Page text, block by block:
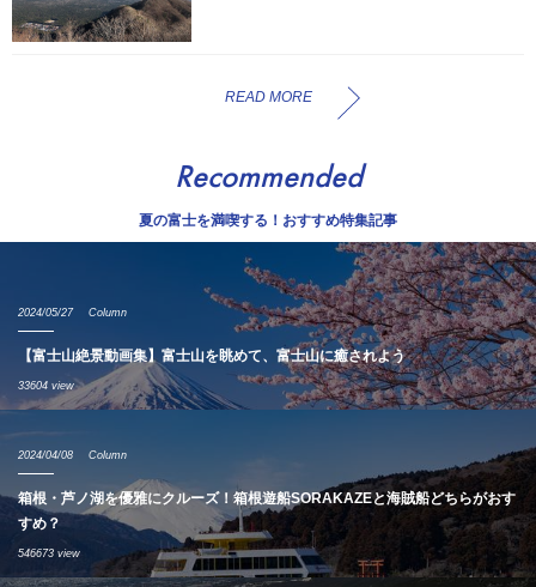
READ MORE
Recommended
夏の富士を満喫する！おすすめ特集記事
2024/05/27 Column
【富士山絶景動画集】富士山を眺めて、富士山に癒されよう
33604 view
2024/04/08 Column
箱根・芦ノ湖を優雅にクルーズ！箱根遊船SORAKAZEと海賊船どちらがおす
すめ？
546673 view